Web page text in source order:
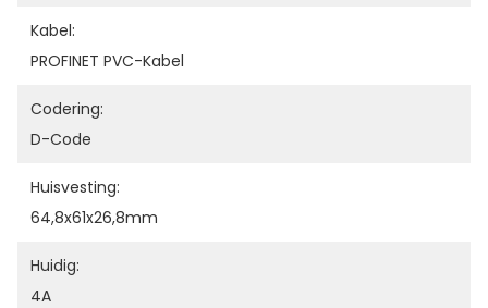
Kabel:
PROFINET PVC-Kabel
Codering:
D-Code
Huisvesting:
64,8x61x26,8mm
Huidig:
4A